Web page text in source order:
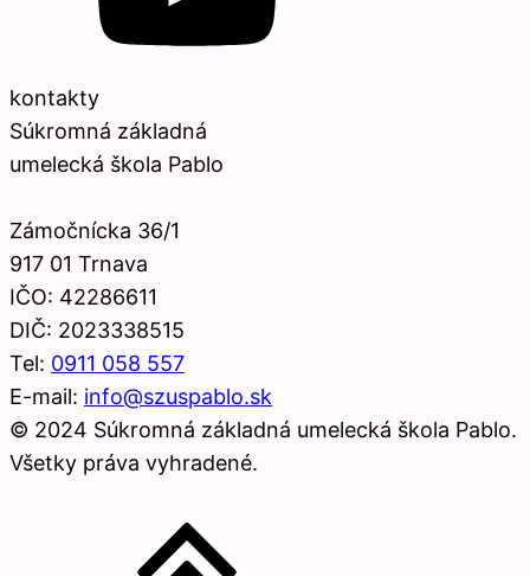
kontakty
Súkromná základná
umelecká škola Pablo
Zámočnícka 36/1
917 01 Trnava
IČO: 42286611
DIČ: 2023338515
Tel: 0911 058 557
E-mail: info@szuspablo.sk
© 2024 Súkromná základná umelecká škola Pablo.
Všetky práva vyhradené.